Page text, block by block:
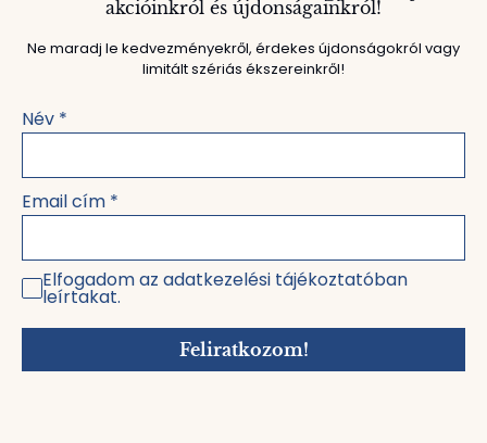
akcióinkról és újdonságainkról!
Ne maradj le kedvezményekről, érdekes újdonságokról vagy
limitált szériás ékszereinkről!
Név *
Email cím *
Elfogadom az adatkezelési tájékoztatóban
leírtakat.
Feliratkozom!